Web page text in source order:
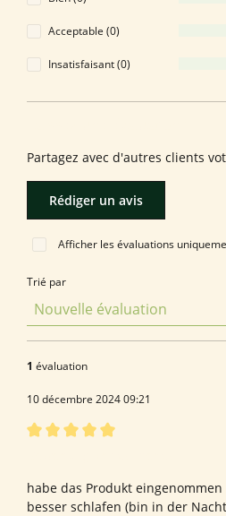
Acceptable (0)
Insatisfaisant (0)
Partagez avec d'autres clients
Rédiger un avis
Afficher les évaluations
Trié par
1 évaluation
10 décembre 2024 09:21
habe das Produkt
besser schlafen (bin in der